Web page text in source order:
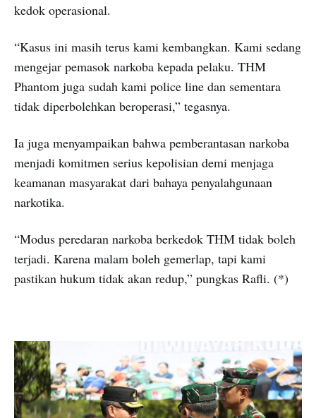
kedok operasional.
“Kasus ini masih terus kami kembangkan. Kami sedang
mengejar pemasok narkoba kepada pelaku. THM
Phantom juga sudah kami police line dan sementara
tidak diperbolehkan beroperasi,” tegasnya.
Ia juga menyampaikan bahwa pemberantasan narkoba
menjadi komitmen serius kepolisian demi menjaga
keamanan masyarakat dari bahaya penyalahgunaan
narkotika.
“Modus peredaran narkoba berkedok THM tidak boleh
terjadi. Karena malam boleh gemerlap, tapi kami
pastikan hukum tidak akan redup,” pungkas Rafli. (*)